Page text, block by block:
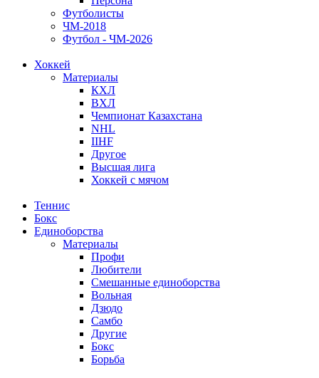
Футболисты
ЧМ-2018
Футбол - ЧМ-2026
Хоккей
Материалы
КХЛ
ВХЛ
Чемпионат Казахстана
NHL
IIHF
Другое
Высшая лига
Хоккей с мячом
Теннис
Бокс
Единоборства
Материалы
Профи
Любители
Смешанные единоборства
Вольная
Дзюдо
Самбо
Другие
Бокс
Борьба